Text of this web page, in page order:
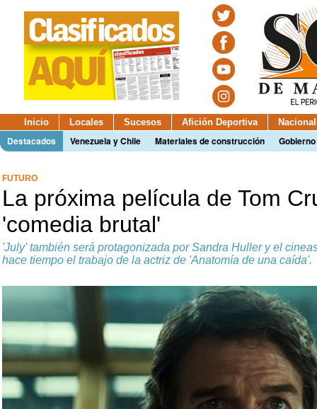
Inicio Locales Sucesos Afición Deportiva
Destacados Venezuela y Chile Materiales de construcción
FUTURO
La próxima película de Tom
'comedia brutal'
'July' también será protagonizada por Sandra Huller y el
hace tiempo el trabajo de la actriz de 'Anatomía de una caída'.